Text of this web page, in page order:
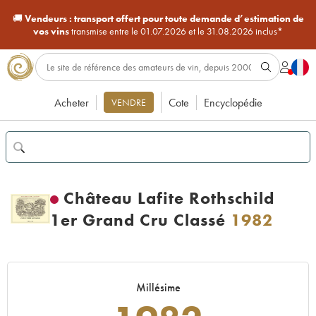
🚚Vendeurs : transport offert pour toute demande d’estimation de
vos vinstransmise entre le 01.07.2026 et le 31.08.2026 inclus*
Acheter VENDRE Cote Encyclopédie
Château Lafite Rothschild
1er Grand Cru Classé 1982
Millésime